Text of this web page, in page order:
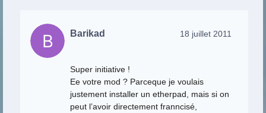
Barikad 18 juillet 2011
Super initiative !
Ee votre mod ? Parceque je voulais
justement installer un etherpad, mais si on
peut l’avoir directement franncisé,